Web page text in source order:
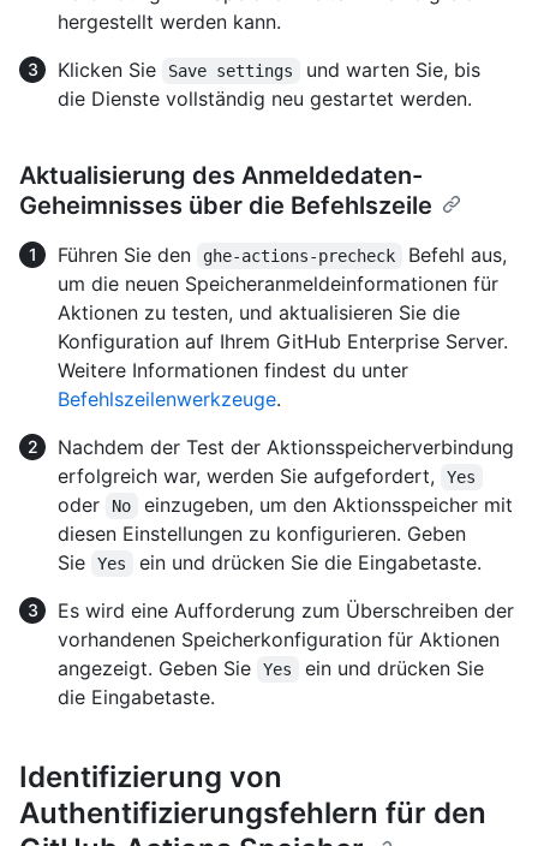
hergestellt werden kann.
Klicken Sie
Save settings
und warten Sie, bis
die Dienste vollständig neu gestartet werden.
Aktualisierung des Anmeldedaten-
Geheimnisses über die Befehlszeile
Führen Sie den ghe-actions-precheck
Befehl aus,
um die neuen Speicheranmeldeinformationen für
Aktionen zu testen, und aktualisieren Sie die
Konfiguration auf Ihrem GitHub Enterprise Server.
Weitere Informationen findest du unter
Befehlszeilenwerkzeuge.
Nachdem der Test der Aktionsspeicherverbindung
erfolgreich war, werden Sie aufgefordert,
Yes
oder No
einzugeben, um den Aktionsspeicher mit
diesen Einstellungen zu konfigurieren. Geben
Sie
Yes
ein und drücken Sie die Eingabetaste.
Es wird eine Aufforderung zum Überschreiben der
vorhandenen Speicherkonfiguration für Aktionen
angezeigt. Geben Sie
Yes
ein und drücken Sie
die Eingabetaste.
Identifizierung von
Authentifizierungsfehlern für den